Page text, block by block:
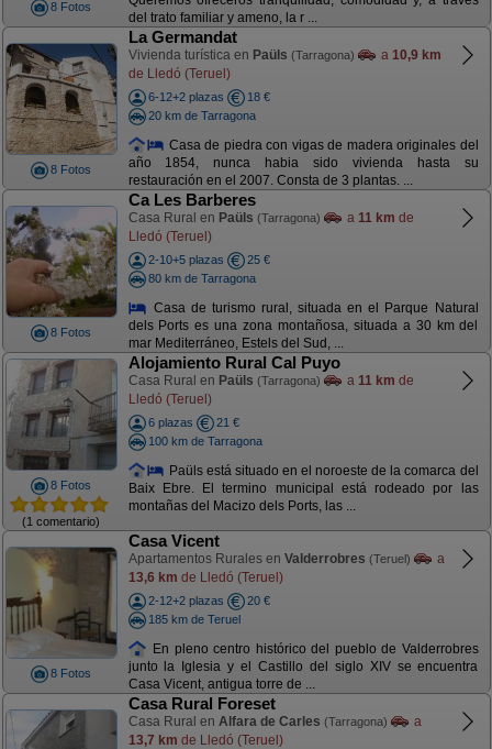
8 Fotos
del trato familiar y ameno, la r ...
8 Fotos
La Germandat
Vivienda turística en Paüls (Tarragona) a 10,9 km
de Lledó (Teruel)
6-12+2 plazas
18 €
20 km de Tarragona
Casa de piedra con vigas de madera originales del
año 1854, nunca habia sido vivienda hasta su
restauración en el 2007. Consta de 3 plantas. ...
8 Fotos
Ca Les Barberes
Casa Rural en Paüls (Tarragona) a 11 km de
Lledó (Teruel)
2-10+5 plazas
25 €
80 km de Tarragona
Casa de turismo rural, situada en el Parque Natural
dels Ports es una zona montañosa, situada a 30 km del
mar Mediterráneo, Estels del Sud, ...
8 Fotos
(1 comentario)
Alojamiento Rural Cal Puyo
Casa Rural en Paüls (Tarragona) a 11 km de
Lledó (Teruel)
6 plazas
21 €
100 km de Tarragona
Paüls está situado en el noroeste de la comarca del
Baix Ebre. El termino municipal está rodeado por las
montañas del Macizo dels Ports, las ...
8 Fotos
Casa Vicent
Apartamentos Rurales en Valderrobres (Teruel)
a
13,6 km de Lledó (Teruel)
2-12+2 plazas
20 €
185 km de Teruel
En pleno centro histórico del pueblo de Valderrobres
junto la Iglesia y el Castillo del siglo XIV se encuentra
Casa Vicent, antigua torre de ...
Casa Rural Foreset
Casa Rural en Alfara de Carles (Tarragona)
a
13,7 km de Lledó (Teruel)